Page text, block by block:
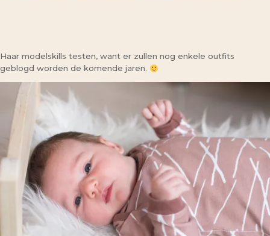
Haar modelskills testen, want er zullen nog enkele outfits
geblogd worden de komende jaren.